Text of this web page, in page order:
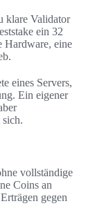
klare Validator
ein 32
Hardware, eine
eines Servers,
Ein eigener
vollständige
Coins an
gegen